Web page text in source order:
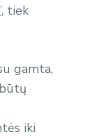
, tiek
gamta,
iki